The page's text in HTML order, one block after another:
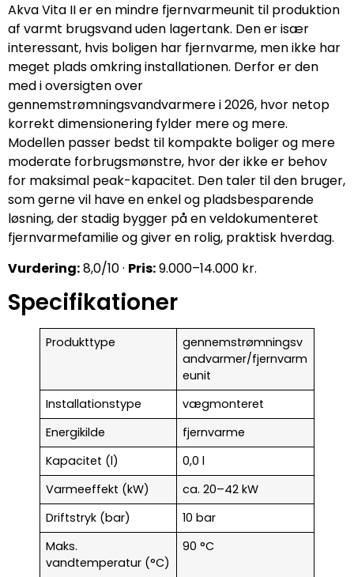
Akva Vita II er en mindre fjernvarmeunit til produktion
af varmt brugsvand uden lagertank. Den er især
interessant, hvis boligen har fjernvarme, men ikke har
meget plads omkring installationen. Derfor er den
med i oversigten over
gennemstrømningsvandvarmere i 2026, hvor netop
korrekt dimensionering fylder mere og mere.
Modellen passer bedst til kompakte boliger og mere
moderate forbrugsmønstre, hvor der ikke er behov
for maksimal peak-kapacitet. Den taler til den bruger,
som gerne vil have en enkel og pladsbesparende
løsning, der stadig bygger på en veldokumenteret
fjernvarmefamilie og giver en rolig, praktisk hverdag.
Vurdering:8,0/10 · Pris:9.000–14.000 kr.
Specifikationer
Produkttype
gennemstrømningsv
andvarmer/fjernvarm
eunit
Installationstype
vægmonteret
Energikilde
fjernvarme
Kapacitet (l)
0,0 l
Varmeeffekt (kW)
ca. 20–42 kW
Driftstryk (bar)
10 bar
Maks.
vandtemperatur (°C)
90 °C